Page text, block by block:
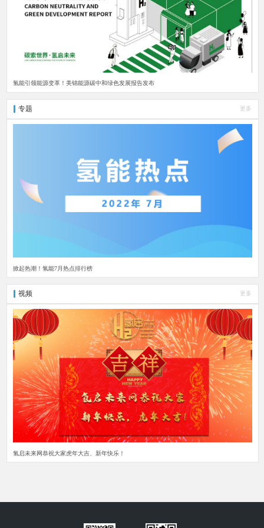
氢能引领能源变革！美锦能源碳中和绿色发展报告发布
专题 更多
掀起热潮！氢能7月热点排行榜
视频 更多
氢启未来网恭祝大家虎年大吉、新年快乐！